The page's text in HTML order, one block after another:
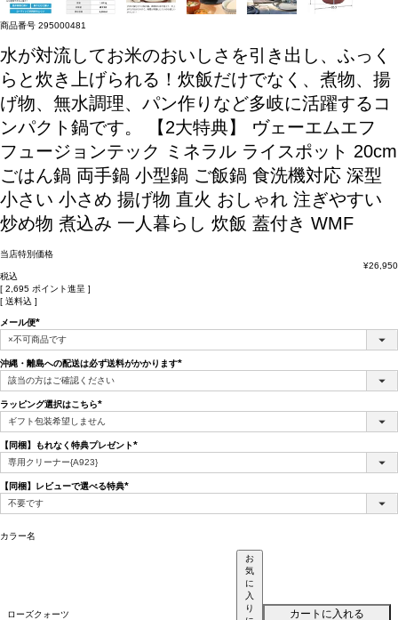
商品番号 295000481
水が対流してお米のおいしさを引き出し、ふっく
らと炊き上げられる！炊飯だけでなく、煮物、揚
げ物、無水調理、パン作りなど多岐に活躍するコ
ンパクト鍋です。
【2大特典】 ヴェーエムエフ
フュージョンテック ミネラル ライスポット 20cm
ごはん鍋 両手鍋 小型鍋 ご飯鍋 食洗機対応 深型
小さい 小さめ 揚げ物 直火 おしゃれ 注ぎやすい
炒め物 煮込み 一人暮らし 炊飯 蓋付き WMF
当店特別価格
¥26,950
税込
[ 2,695 ポイント進呈 ]
送料込
メール便
(必
須)
沖縄・離島への配送は必ず送料がかかります
ラッピング選択はこちら
(必
【同梱】もれなく特典プレゼント
【同梱】レビューで選べる特典
カラー名
ローズクォーツ
お
気
に
入
り
カートに入れる